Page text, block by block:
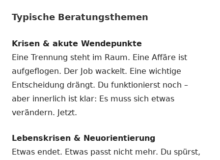
Typische Beratungsthemen
Krisen & akute Wendepunkte
Eine Trennung steht im Raum. Eine Affäre ist
aufgeflogen. Der Job wackelt. Eine wichtige
Entscheidung drängt. Du funktionierst noch –
aber innerlich ist klar: Es muss sich etwas
verändern. Jetzt.
Lebenskrisen & Neuorientierung
Etwas endet. Etwas passt nicht mehr. Du spürst,